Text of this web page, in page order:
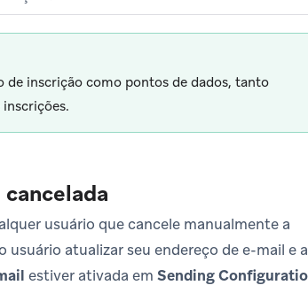
de inscrição como pontos de dados, tanto
usuário que cancele manualmente a
usuário atualizar seu endereço de e-mail e a
estiver ativada em Sending